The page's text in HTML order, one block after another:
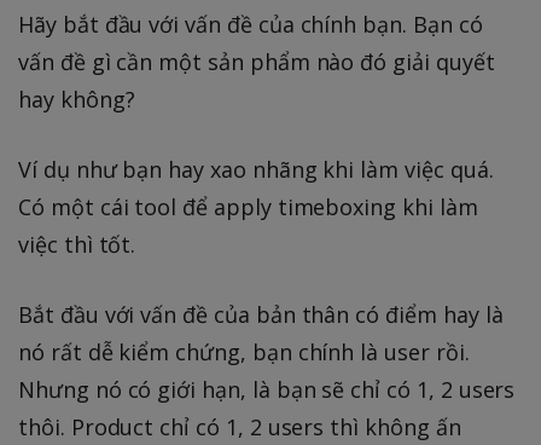
Hãy bắt đầu với vấn đề của chính bạn. Bạn có
vấn đề gì cần một sản phẩm nào đó giải quyết
hay không?
Ví dụ như bạn hay xao nhãng khi làm việc quá.
Có một cái tool để apply timeboxing khi làm
việc thì tốt.
Bắt đầu với vấn đề của bản thân có điểm hay là
nó rất dễ kiểm chứng, bạn chính là user rồi.
Nhưng nó có giới hạn, là bạn sẽ chỉ có 1, 2 users
thôi. Product chỉ có 1, 2 users thì không ấn